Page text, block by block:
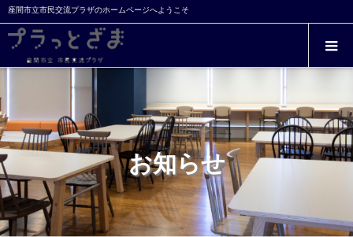
座間市立市民交流プラザのホームページへようこそ
お知らせ